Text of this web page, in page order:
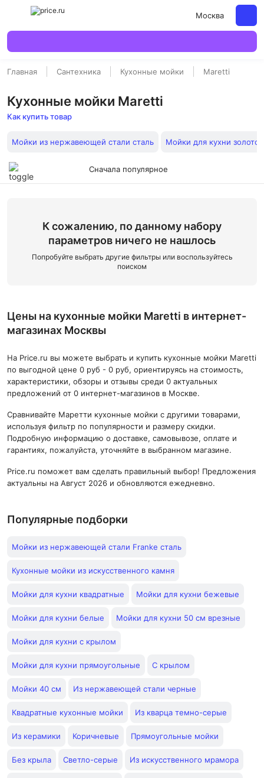
Москва
Главная Сантехника Кухонные мойки Maretti
Кухонные мойки Maretti
Как купить товар
Мойки из нержавеющей стали сталь Мойки для кухни золото
Сначала популярное
К сожалению, по данному набору
параметров ничего не нашлось
Попробуйте выбрать другие фильтры или воспользуйтесь
поиском
Цены на кухонные мойки Maretti в интернет-
магазинах Москвы
На Price.ru вы можете выбрать и купить кухонные мойки Maretti
по выгодной цене 0 руб - 0 руб, ориентируясь на стоимость,
характеристики, обзоры и отзывы среди 0 актуальных
предложений от 0 интернет-магазинов в Москве.
Сравнивайте Маретти кухонные мойки с другими товарами,
используя фильтр по популярности и размеру скидки.
Подробную информацию о доставке, самовывозе, оплате и
гарантиях, пожалуйста, уточняйте в выбранном магазине.
Price.ru поможет вам сделать правильный выбор! Предложения
актуальны на Август 2026 и обновляются ежедневно.
Популярные подборки
Мойки из нержавеющей стали Franke сталь
Кухонные мойки из искусственного камня
Мойки для кухни квадратные Мойки для кухни бежевые
Мойки для кухни белые Мойки для кухни 50 см врезные
Мойки для кухни с крылом
Мойки для кухни прямоугольные С крылом
Мойки 40 см Из нержавеющей стали черные
Квадратные кухонные мойки Из кварца темно-серые
Из керамики Коричневые Прямоугольные мойки
Без крыла Светло-серые Из искусственного мрамора